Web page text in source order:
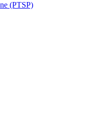
(PTSP)